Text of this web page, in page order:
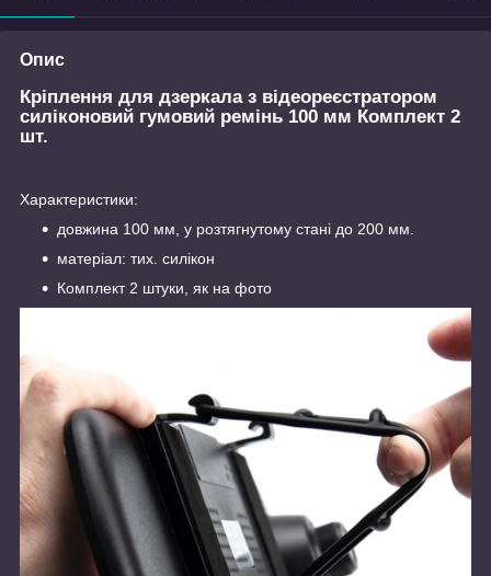
Опис
Кріплення для дзеркала з відеореєстратором
силіконовий гумовий ремінь 100 мм Комплект 2
шт.
Характеристики:
довжина 100 мм, у розтягнутому стані до 200 мм.
матеріал: тих. силікон
Комплект 2 штуки, як на фото